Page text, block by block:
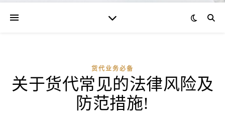
货代业务必备
关于货代常见的法律风险及
防范措施!